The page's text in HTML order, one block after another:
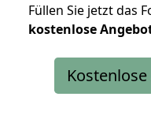
Füllen Sie jetzt das
kostenlose